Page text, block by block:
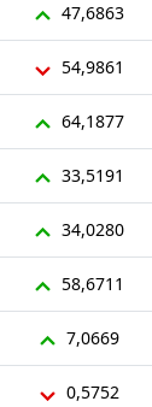
47,6863
54,9861
64,1877
33,5191
34,0280
58,6711
7,0669
0,5752